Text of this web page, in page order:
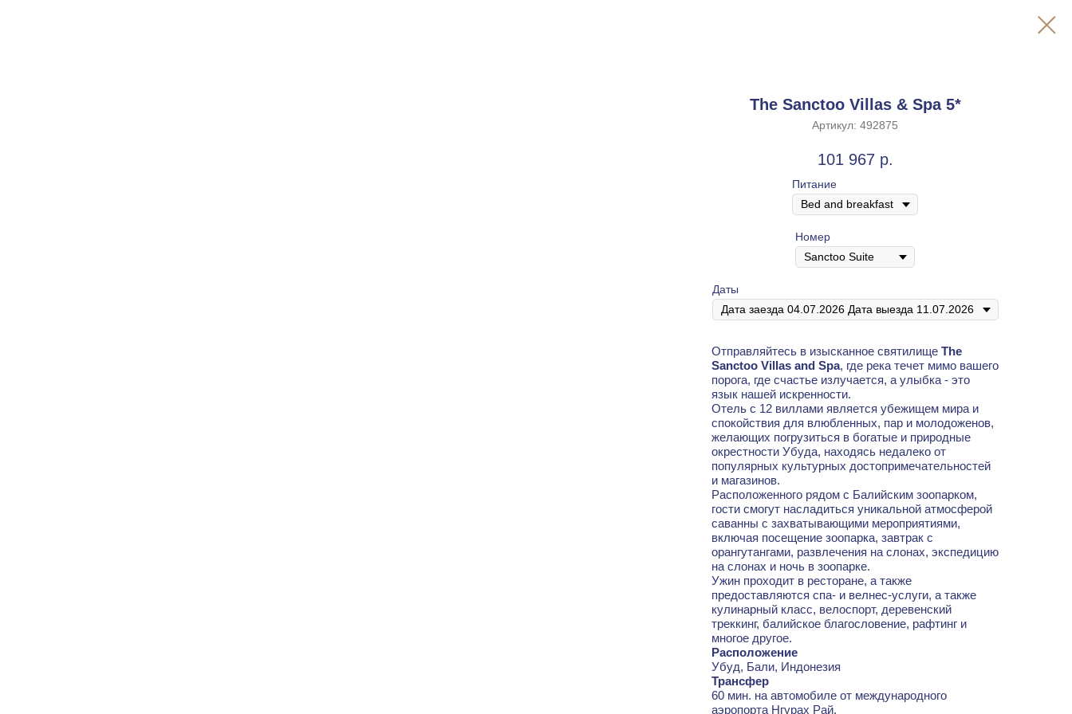
The Sanctoo Villas & Spa 5*
Артикул: 492875
101 967 р.
Питание
Номер
Даты
Отправляйтесь в изысканное святилище The
Sanctoo Villas and Spa, где река течет мимо вашего
порога, где счастье излучается, а улыбка - это
язык нашей искренности.
Отель с 12 виллами является убежищем мира и
спокойствия для влюбленных, пар и молодоженов,
желающих погрузиться в богатые и природные
окрестности Убуда, находясь недалеко от
популярных культурных достопримечательностей
и магазинов.
Расположенного рядом с Балийским зоопарком,
гости смогут насладиться уникальной атмосферой
саванны с захватывающими мероприятиями,
включая посещение зоопарка, завтрак с
орангутангами, развлечения на слонах, экспедицию
на слонах и ночь в зоопарке.
Ужин проходит в ресторане, а также
предоставляются спа- и велнес-услуги, а также
кулинарный класс, велоспорт, деревенский
треккинг, балийское благословение, рафтинг и
многое другое.
Расположение
Убуд, Бали, Индонезия
Трансфер
60 мин. на автомобиле от международного
аэропорта Нгурах Рай.